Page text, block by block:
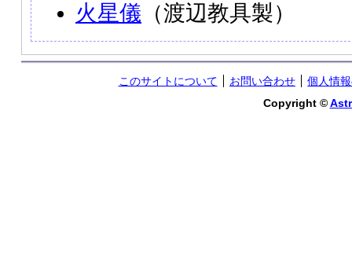
火星儀 （渡辺教具製）
このサイトについて お問い合わせ
個人情
Copyright ©